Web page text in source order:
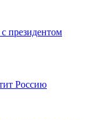
президентом
Россию